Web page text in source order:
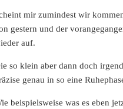
mir zumindest wir
gestern und der
auf.
so klein aber dann doch
genau in so eine
beispielsweise was es eben